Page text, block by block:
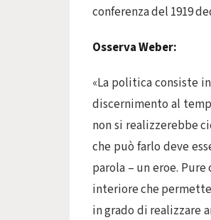
conferenza del 1919
Osserva Weber:
«La politica consiste
discernimento al
non si realizzerebbe
che può farlo deve
parola – un eroe.
interiore che
in grado di realizzare